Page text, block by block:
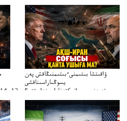
سترات12ي14ىشىلدەدەگىاسكەريستراتەگيالىقاحۋال
ۋاقىتشا بىتىمنىءبىتىمنىڭاقش پەن
يسوڭىاراسىناقشى
تەپەنىرەسيرانىكتەناراسىنداعىقتى؟
تەكەتىرەسنەلىكتەنقايتاۋشىقتى؟